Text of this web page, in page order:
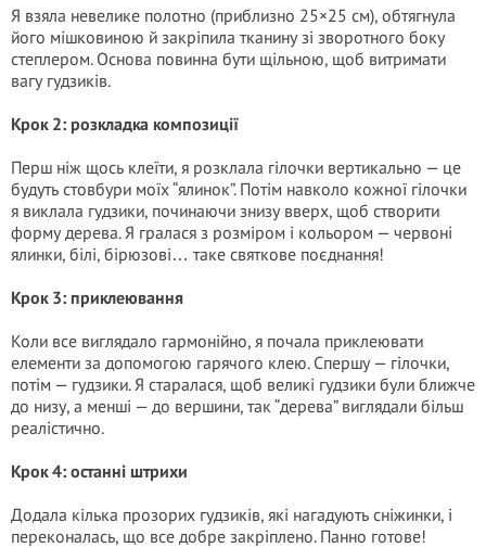
Я взяла невелике полотно (приблизно 25×25 см), обтягнула
його мішковиною й закріпила тканину зі зворотного боку
степлером. Основа повинна бути щільною, щоб витримати
вагу гудзиків.
Крок 2: розкладка композиції
Перш ніж щось клеїти, я розклала гілочки вертикально — це
будуть стовбури моїх “ялинок”. Потім навколо кожної гілочки
я виклала гудзики, починаючи знизу вверх, щоб створити
форму дерева. Я гралася з розміром і кольором — червоні
ялинки, білі, бірюзові… таке святкове поєднання!
Крок 3: приклеювання
Коли все виглядало гармонійно, я почала приклеювати
елементи за допомогою гарячого клею. Спершу — гілочки,
потім — гудзики. Я старалася, щоб великі гудзики були ближче
до низу, а менші — до вершини, так “дерева” виглядали більш
реалістично.
Крок 4: останні штрихи
Додала кілька прозорих гудзиків, які нагадують сніжинки, і
переконалась, що все добре закріплено. Панно готове!